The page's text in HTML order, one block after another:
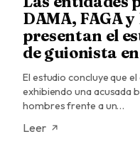
DAMA, FAGA
presentan el
de guionista en
El estudio concluye que
exhibiendo una acusada
hombres frente a un…
Leer